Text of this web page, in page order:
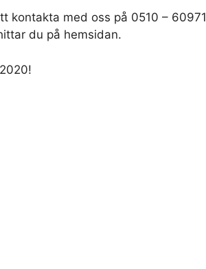
kontakta med oss på 0510 – 60971
du på hemsidan.